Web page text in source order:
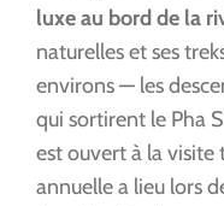
luxe au bord de la
naturelles et ses
environs — les
qui sortirent le Pha
est ouvert à la visite
annuelle a lieu lors